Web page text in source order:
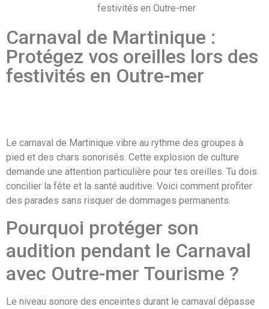
festivités en Outre-mer
Carnaval de Martinique :
Protégez vos oreilles lors des
festivités en Outre-mer
Le carnaval de Martinique vibre au rythme des groupes à
pied et des chars sonorisés. Cette explosion de culture
demande une attention particulière pour tes oreilles. Tu dois
concilier la fête et la santé auditive. Voici comment profiter
des parades sans risquer de dommages permanents.
Pourquoi protéger son
audition pendant le Carnaval
avec Outre-mer Tourisme ?
Le niveau sonore des enceintes durant le carnaval dépasse